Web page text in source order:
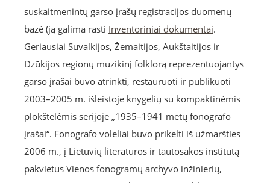
suskaitmenintų garso įrašų registracijos duomenų
bazė (ją galima rasti Inventoriniai dokumentai.
Geriausiai Suvalkijos, Žemaitijos, Aukštaitijos ir
Dzūkijos regionų muzikinį folklorą reprezentuojantys
garso įrašai buvo atrinkti, restauruoti ir publikuoti
2003–2005 m. išleistoje knygelių su kompaktinėmis
plokštelėmis serijoje „1935–1941 metų fonografo
įrašai“. Fonografo voleliai buvo prikelti iš užmaršties
2006 m., į Lietuvių literatūros ir tautosakos institutą
pakvietus Vienos fonogramų archyvo inžinierių,